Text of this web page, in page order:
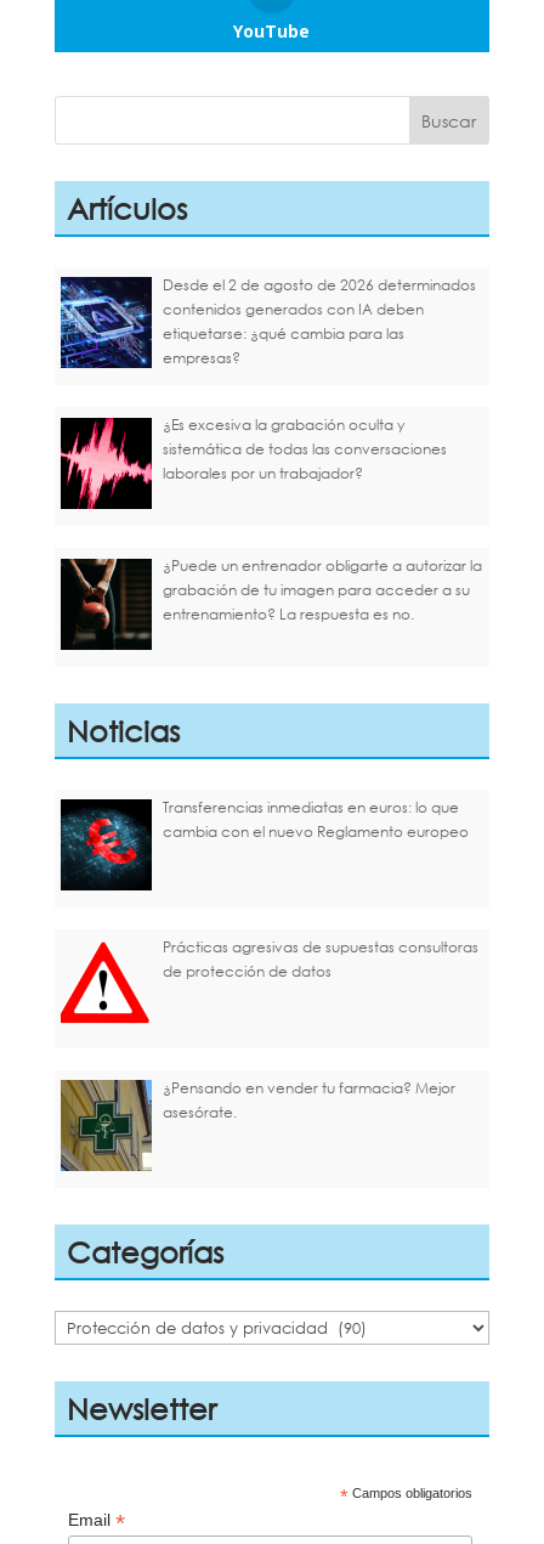
YouTube
Artículos
Desde el 2 de agosto de 2026 determinados
contenidos generados con IA deben
etiquetarse: ¿qué cambia para las
empresas?
¿Es excesiva la grabación oculta y
sistemática de todas las conversaciones
laborales por un trabajador?
¿Puede un entrenador obligarte a autorizar la
grabación de tu imagen para acceder a su
entrenamiento? La respuesta es no.
Noticias
Transferencias inmediatas en euros: lo que
cambia con el nuevo Reglamento europeo
Prácticas agresivas de supuestas consultoras
de protección de datos
¿Pensando en vender tu farmacia? Mejor
asesórate.
Categorías
Categorías
Newsletter
* Campos obligatorios
Email *